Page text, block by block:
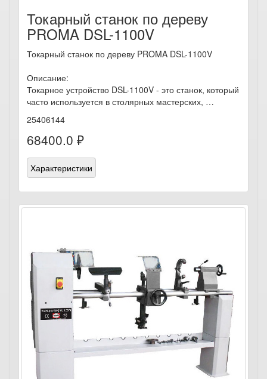
Токарный станок по дереву
PROMA DSL-1100V
Токарный станок по дереву PROMA DSL-1100V
Описание:
Токарное устройство DSL-1100V - это станок, который
часто используется в столярных мастерских, …
25406144
68400.0 ₽
Характеристики